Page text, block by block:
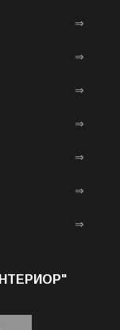
⇒
⇒
⇒
⇒
⇒
⇒
⇒